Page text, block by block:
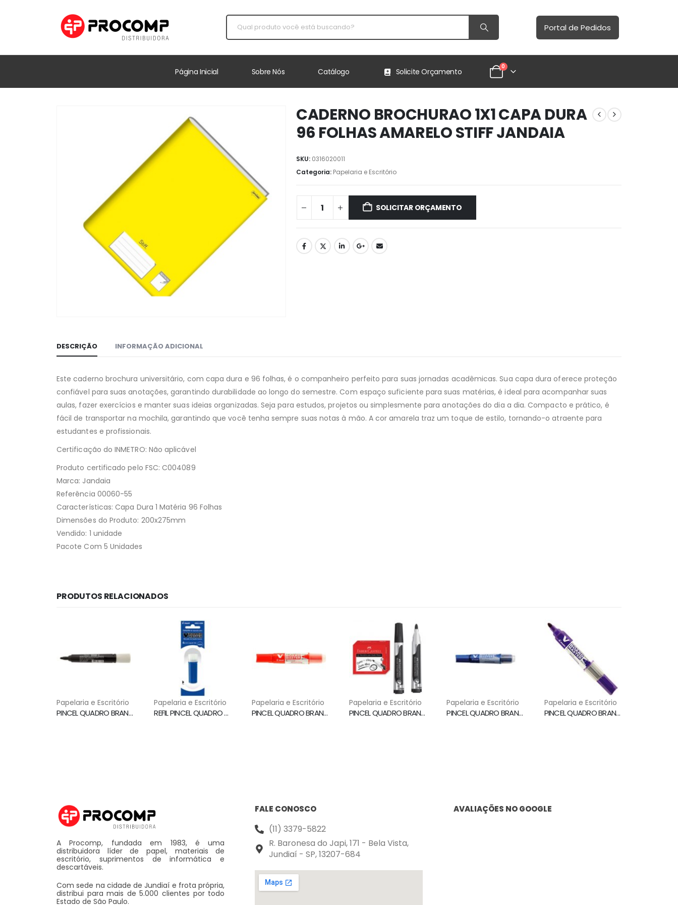
Portal de Pedidos
Página Inicial Sobre Nós Catálogo Solicite Orçamento
0
CADERNO BROCHURAO 1X1 CAPA DURA
96 FOLHAS AMARELO STIFF JANDAIA
SKU: 0316020011
Categoria: Papelaria e Escritório
SOLICITAR ORÇAMENTO
DESCRIÇÃO INFORMAÇÃO ADICIONAL
Este caderno brochura universitário, com capa dura e 96 folhas, é o companheiro perfeito para suas jornadas acadêmicas. Sua capa dura oferece proteção
confiável para suas anotações, garantindo durabilidade ao longo do semestre. Com espaço suficiente para suas matérias, é ideal para acompanhar suas
aulas, fazer exercícios e manter suas ideias organizadas. Seja para estudos, projetos ou simplesmente para anotações do dia a dia. Compacto e prático, é
fácil de transportar na mochila, garantindo que você tenha sempre suas notas à mão. A cor amarela traz um toque de estilo, tornando-o atraente para
estudantes e profissionais.
Certificação do INMETRO: Não aplicável
Produto certificado pelo FSC: C004089
Marca: Jandaia
Referência 00060-55
Características: Capa Dura 1 Matéria 96 Folhas
Dimensões do Produto: 200x275mm
Vendido: 1 unidade
Pacote Com 5 Unidades
PRODUTOS RELACIONADOS
Papelaria e Escritório
PINCEL QUADRO BRANCO WBM7 PRETO PILOT
Papelaria e Escritório
REFIL PINCEL QUADRO BRANCO AZUL WBS-VBM PILOT
Papelaria e Escritório
PINCEL QUADRO BRANCO WBMA RECARREGAVEL VERMELHO PILOT
Papelaria e Escritório
PINCEL QUADRO BRANCO PONTA 3.5MM PRETO MQB/PR FABER CASTELL
Papelaria e Escritório
PINCEL QUADRO BRANCO WBMA RECARREGAVEL AZUL PILOT
Papelaria e Escritório
PINCEL QUADRO BRANCO WBMA RECARREGAVEL VIOLETA PILOT
A Procomp, fundada em 1983, é uma
distribuidora líder de papel, materiais de
escritório, suprimentos de informática e
descartáveis.
Com sede na cidade de Jundiaí e frota própria,
distribui para mais de 5.000 clientes por todo
Estado de São Paulo.
FALE CONOSCO
(11) 3379-5822
R. Baronesa do Japi, 171 - Bela Vista,
Jundiaí - SP, 13207-684
AVALIAÇÕES NO GOOGLE